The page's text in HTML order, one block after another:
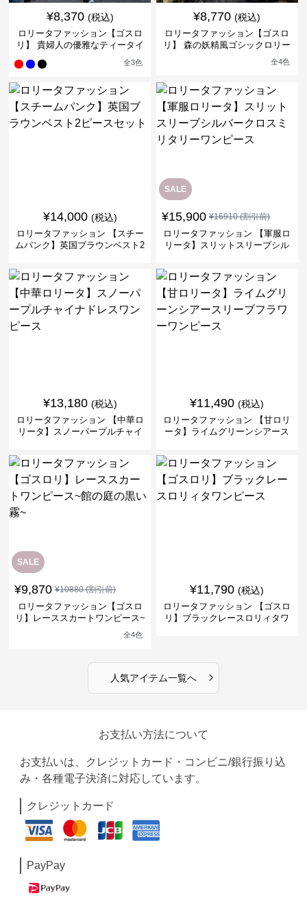
¥8,370 (税込)
ロリータファッション【ゴスロ
リ】 貴婦人の優雅なティータイ
全3色
¥8,770 (税込)
ロリータファッション【ゴスロ
リ】 森の妖精風ゴシックロリー
全4色
¥14,000 (税込)
ロリータファッション 【スチー
ムパンク】英国ブラウンベスト2
SALE
¥15,900 ¥16910(割引前)
ロリータファッション 【軍服ロ
リータ】スリットスリーブシル
¥13,180 (税込)
ロリータファッション 【中華ロ
リータ】スノーパープルチャイ
¥11,490 (税込)
ロリータファッション 【甘ロリ
ータ】ライムグリーンシアース
SALE
¥9,870 ¥10880(割引前)
ロリータファッション【ゴスロ
リ】レーススカートワンピース~
全4色
¥11,790 (税込)
ロリータファッション 【ゴスロ
リ】ブラックレースロリィタワ
人気アイテム一覧へ ›
お支払い方法について
お支払いは、クレジットカード・コンビニ/銀行振り込
み・各種電子決済に対応しています。
クレジットカード
PayPay